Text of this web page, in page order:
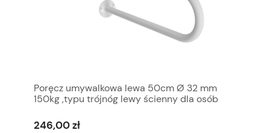
Poręcz umywalkowa lewa 50cm Ø 32 mm
150kg ,typu trójnóg lewy ścienny dla osób
246,00 zł